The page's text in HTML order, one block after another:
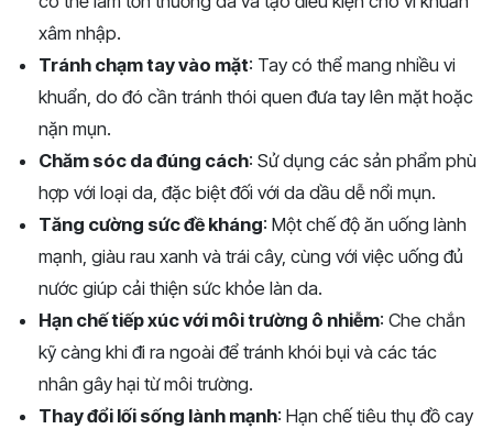
xâm nhập.
Tránh chạm tay vào mặt: Tay có thể mang nhiều vi
khuẩn, do đó cần tránh thói quen đưa tay lên mặt hoặc
nặn mụn.
Chăm sóc da đúng cách: Sử dụng các sản phẩm phù
hợp với loại da, đặc biệt đối với da dầu dễ nổi mụn.
Tăng cường sức đề kháng: Một chế độ ăn uống lành
mạnh, giàu rau xanh và trái cây, cùng với việc uống đủ
nước giúp cải thiện sức khỏe làn da.
Hạn chế tiếp xúc với môi trường ô nhiễm: Che chắn
kỹ càng khi đi ra ngoài để tránh khói bụi và các tác
nhân gây hại từ môi trường.
Thay đổi lối sống lành mạnh: Hạn chế tiêu thụ đồ cay